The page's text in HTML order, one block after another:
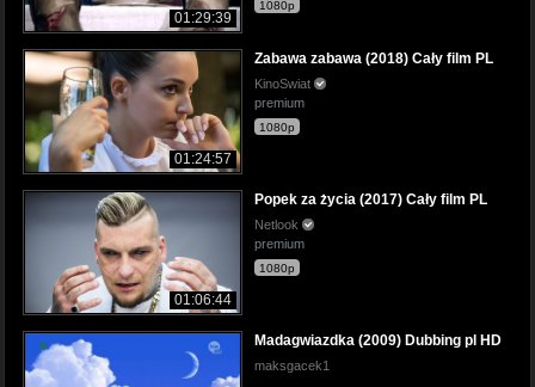
01:29:39
1080p
01:24:57
Zabawa zabawa (2018) Cały film PL
KinoSwiat
premium
1080p
01:06:44
Popek za życia (2017) Cały film PL
Netlook
premium
1080p
Madagwiazdka (2009) Dubbing pl HD
maksgacek1